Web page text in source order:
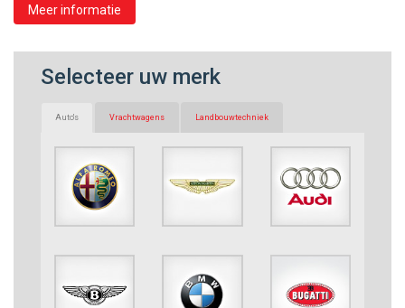
Meer informatie
Selecteer uw merk
Auto's Vrachtwagens Landbouwtechniek